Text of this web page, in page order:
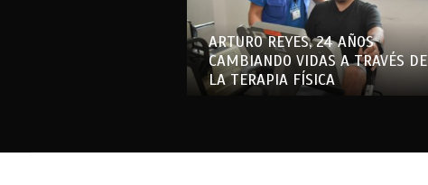
ARTURO REYES, 24 AÑOS
CAMBIANDO VIDAS A TRAVÉS DE
LA TERAPIA FÍSICA